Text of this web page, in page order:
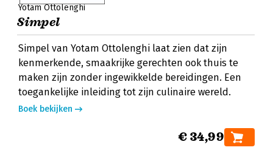
Yotam Ottolenghi
Simpel
Simpel van Yotam Ottolenghi laat zien dat zijn
kenmerkende, smaakrijke gerechten ook thuis te
maken zijn zonder ingewikkelde bereidingen. Een
toegankelijke inleiding tot zijn culinaire wereld.
Boek bekijken
€ 34,99